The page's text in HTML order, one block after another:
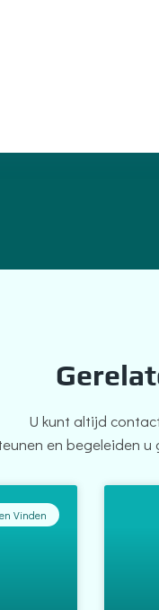
U kunt altijd
en begeleiden
Vinden